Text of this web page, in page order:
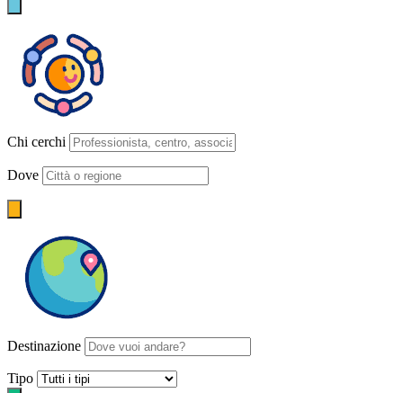
Chi cerchi
Dove
Destinazione
Tipo